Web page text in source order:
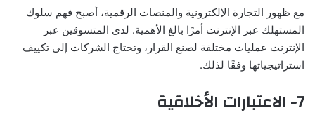
مع ظهور التجارة الإلكترونية والمنصات الرقمية، أصبح فهم سلوك
المستهلك عبر الإنترنت أمرًا بالغ الأهمية. لدى المتسوقين عبر
الإنترنت عمليات مختلفة لصنع القرار، وتحتاج الشركات إلى تكييف
استراتيجياتها وفقًا لذلك.
7- الاعتبارات الأخلاقية